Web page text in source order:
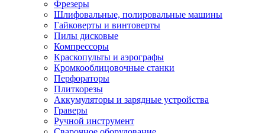
Фрезеры
Шлифовальные, полировальные машины
Гайковерты и винтоверты
Пилы дисковые
Компрессоры
Краскопульты и аэрографы
Кромкооблицовочные станки
Перфораторы
Плиткорезы
Аккумуляторы и зарядные устройства
Граверы
Ручной инструмент